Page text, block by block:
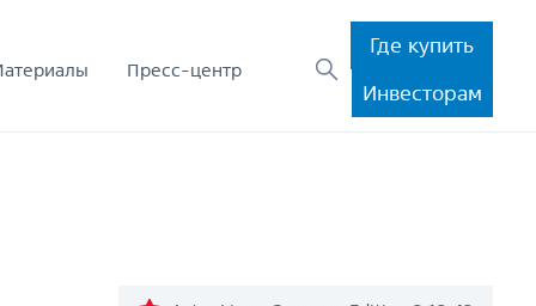
Пресс-центр
Где купить
Инвесторам